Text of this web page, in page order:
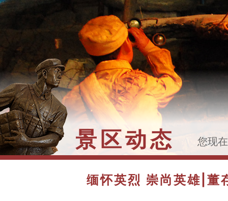
景区动态
您现
>>缅
园迎
缅怀英烈 崇尚英雄|董